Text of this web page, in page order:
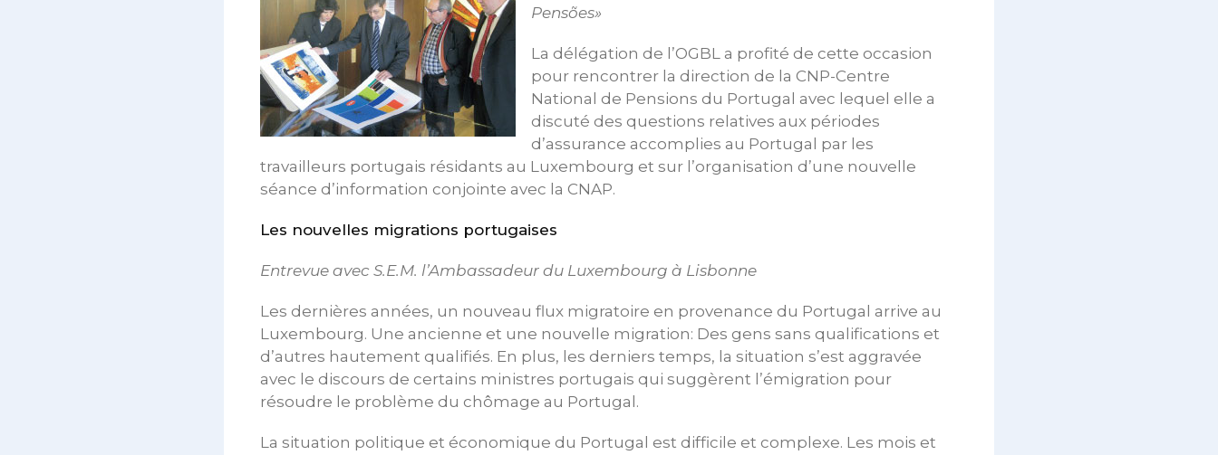
Pensões»
La délégation de l’OGBL a profité de cette occasion
pour rencontrer la direction de la CNP-Centre
National de Pensions du Portugal avec lequel elle a
discuté des questions relatives aux périodes
d’assurance accomplies au Portugal par les
travailleurs portugais résidants au Luxembourg et sur l’organisation d’une nouvelle
séance d’information conjointe avec la CNAP.
Les nouvelles migrations portugaises
Entrevue avec S.E.M. l’Ambassadeur du Luxembourg à Lisbonne
Les dernières années, un nouveau flux migratoire en provenance du Portugal arrive au
Luxembourg. Une ancienne et une nouvelle migration: Des gens sans qualifications et
d’autres hautement qualifiés. En plus, les derniers temps, la situation s’est aggravée
avec le discours de certains ministres portugais qui suggèrent l’émigration pour
résoudre le problème du chômage au Portugal.
La situation politique et économique du Portugal est difficile et complexe. Les mois et